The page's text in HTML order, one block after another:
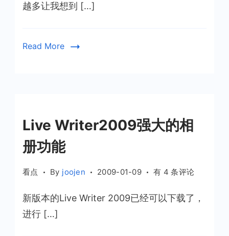
越多让我想到 […]
Read More
Live Writer2009强大的相
册功能
看点 By joojen 2009-01-09
Live
强
有 4 条评论
新版本的Live Writer 2009已经可以下载了，
进行 […]